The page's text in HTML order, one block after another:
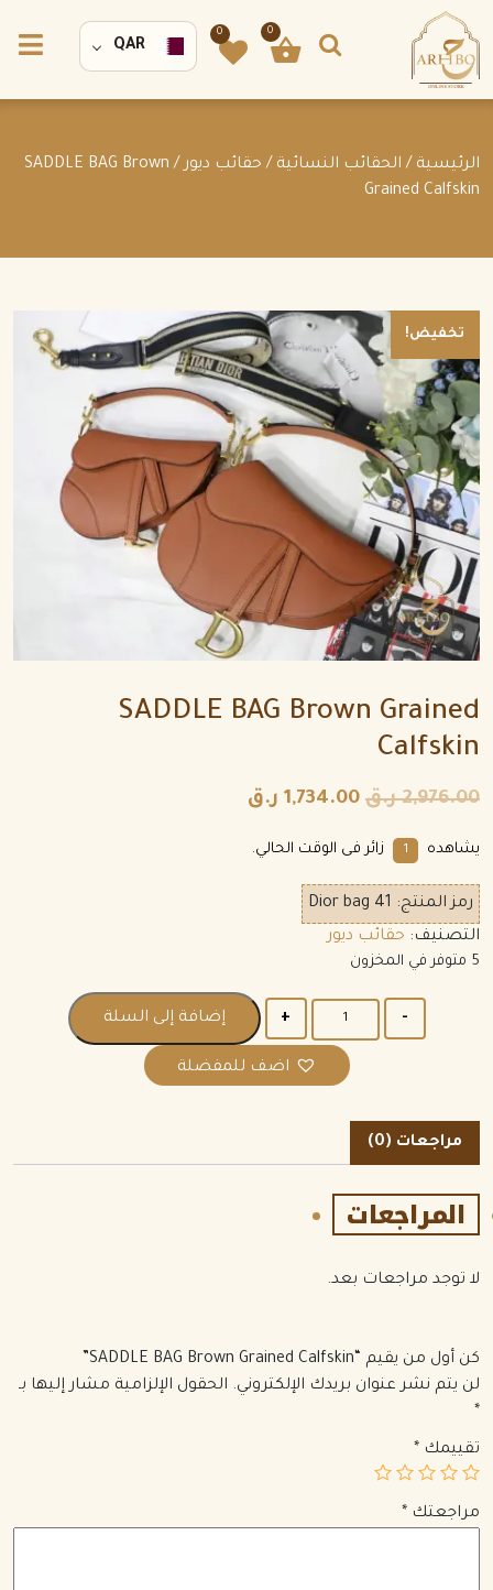
0
0
QAR
الرئيسية / الحقائب النسائية / حقائب ديور
/ SADDLE BAG Brown
Grained Calfskin
تخفيض!
SADDLE BAG Brown Grained
Calfskin
2,976.00 ر.ق 1,734.00 ر.ق
يشاهده 1 زائر فى الوقت الحالي.
رمز المنتج: Dior bag 41
التصنيف: حقائب ديور
5 متوفر في المخزون
إضافة إلى السلة
اضف للمفضلة
مراجعات (0)
المراجعات
لا توجد مراجعات بعد.
كن أول من يقيم “SADDLE BAG Brown Grained Calfskin”
لن يتم نشر عنوان بريدك الإلكتروني. الحقول الإلزامية مشار إليها بـ
*
تقييمك *
مراجعتك *